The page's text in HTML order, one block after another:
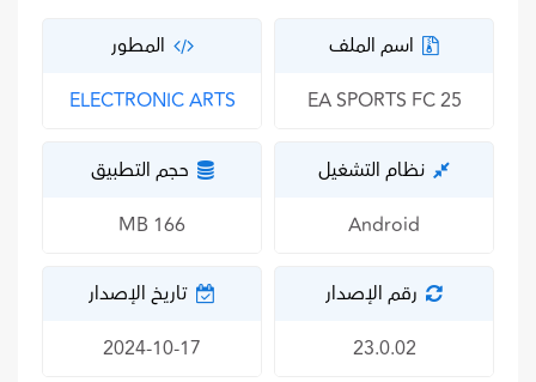
اسم الملف
EA SPORTS FC 25
المطور
ELECTRONIC ARTS‏
نظام التشغيل
Android
حجم التطبيق
166 MB
رقم الإصدار
23.0.02
تاريخ الإصدار
2024-10-17